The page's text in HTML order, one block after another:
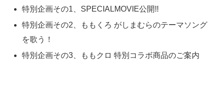
特別企画その1、SPECIALMOVIE公開!!
特別企画その2、ももくろ がしまむらのテーマソング
を歌う！
特別企画その3、ももクロ 特別コラボ商品のご案内